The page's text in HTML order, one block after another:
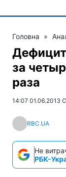
Головна »
за
раза
14:07 01.06.2013
RBC.UA
Не
РБК-